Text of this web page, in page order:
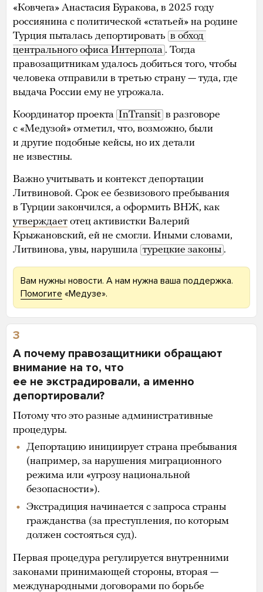
«Ковчега» Анастасия Буракова, в 2025 году
россиянина с политической «статьей» на родине
Турция пыталась депортировать в обход
центрального офиса Интерпола . Тогда
правозащитникам удалось добиться того, чтобы
человека отправили в третью страну — туда, где
выдача России ему не угрожала.
Координатор проекта InTransit в разговоре
с «Медузой» отметил, что, возможно, были
и другие подобные кейсы, но их детали
не известны.
Важно учитывать и контекст депортации
Литвиновой. Срок ее безвизового пребывания
в Турции закончился, а оформить ВНЖ, как
утверждает отец активистки Валерий
Крыжановский, ей не смогли. Иными словами,
Литвинова, увы, нарушила турецкие законы .
Вам нужны новости. А нам нужна ваша поддержка.
Помогите «Медузе».
3
А почему правозащитники обращают
внимание на то, что
ее не экстрадировали, а именно
депортировали?
Потому что это разные административные
процедуры.
Депортацию инициирует страна пребывания
(например, за нарушения миграционного
режима или «угрозу национальной
безопасности»).
Экстрадиция начинается с запроса страны
гражданства (за преступления, по которым
должен состояться суд).
Первая процедура регулируется внутренними
законами принимающей стороны, вторая —
международными договорами по борьбе